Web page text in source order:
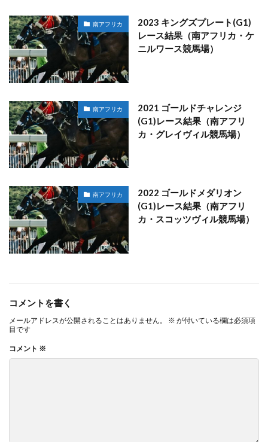
南アフリカ
2023 キングズプレート(G1)
レース結果（南アフリカ・ケ
ニルワース競馬場）
南アフリカ
2021 ゴールドチャレンジ
(G1)レース結果（南アフリ
カ・グレイヴィル競馬場）
南アフリカ
2022 ゴールドメダリオン
(G1)レース結果（南アフリ
カ・スコッツヴィル競馬場）
コメントを書く
メールアドレスが公開されることはありません。 ※ が付いている欄は必須項
目です
コメント ※